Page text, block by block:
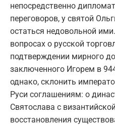
непосредственно
переговоров, у святой
остаться недовольной
вопросах о русской
подтверждении мирного
заключенного Игорем в
однако, склонить
Руси соглашениям: о
Святослава с
восстановления